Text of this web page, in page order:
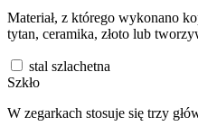
Materiał, z którego wykonano
tytan, ceramika, złoto lub
stal szlachetna
Szkło
W zegarkach stosuje się trzy